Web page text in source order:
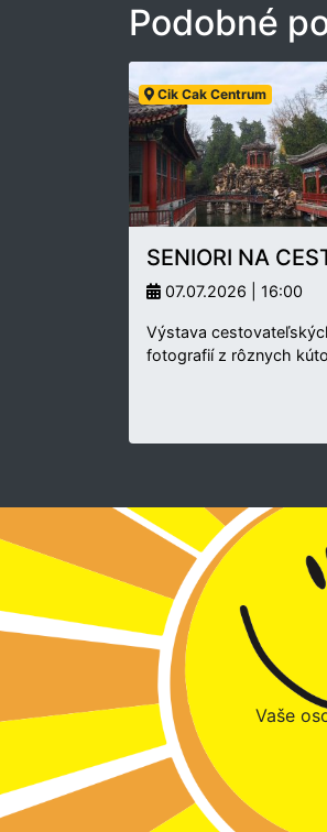
Podobné
Cik Cak Centrum
SENIORI NA
07.07.2026 | 16:00
Výstava
fotografií z rôznych
Vaše